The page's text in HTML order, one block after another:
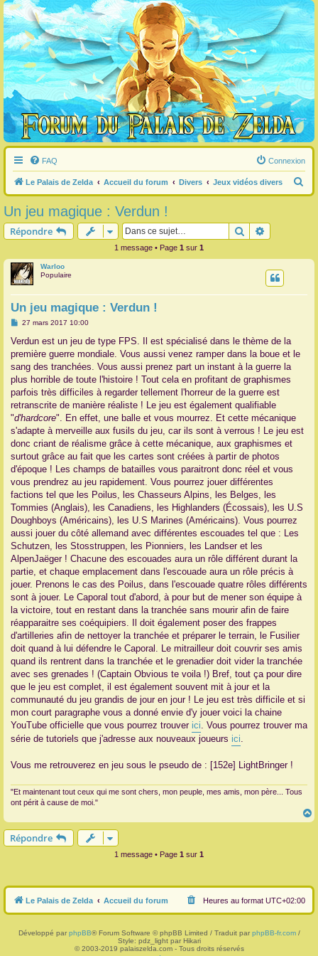
FAQ Connexion
Le Palais de Zelda Accueil du forum Divers Jeux vidéos divers
e
Un jeu magique : Verdun !
Répondre Rechercher
1 message • Page 1 sur 1
Warloo
Populaire
Un jeu magique : Verdun !
M
s
a
g
27 mars 2017 10:00
Verdun est un jeu de type FPS. Il est spécialisé dans le thème de la
première guerre mondiale. Vous aussi venez ramper dans la boue et le
sang des tranchées. Vous aussi prenez part un instant à la guerre la
plus horrible de toute l'histoire ! Tout cela en profitant de graphismes
parfois très difficiles à regarder tellement l'horreur de la guerre est
retranscrite de manière réaliste ! Le jeu est également qualifiable
"d'hardcore". En effet, une balle et vous mourrez. Et cette mécanique
s'adapte à merveille aux fusils du jeu, car ils sont à verrous ! Le jeu est
donc criant de réalisme grâce à cette mécanique, aux graphismes et
surtout grâce au fait que les cartes sont créées à partir de photos
d'époque ! Les champs de batailles vous paraitront donc réel et vous
vous prendrez au jeu rapidement. Vous pourrez jouer différentes
factions tel que les Poilus, les Chasseurs Alpins, les Belges, les
Tommies (Anglais), les Canadiens, les Highlanders (Écossais), les U.S
Doughboys (Américains), les U.S Marines (Américains). Vous pourrez
aussi jouer du côté allemand avec différentes escouades tel que : Les
Schutzen, les Stosstruppen, les Pionniers, les Landser et les
AlpenJaëger ! Chacune des escouades aura un rôle différent durant la
partie, et chaque emplacement dans l'escouade aura un rôle précis à
jouer. Prenons le cas des Poilus, dans l'escouade quatre rôles différents
sont à jouer. Le Caporal tout d'abord, à pour but de mener son équipe à
la victoire, tout en restant dans la tranchée sans mourir afin de faire
réapparaitre ses coéquipiers. Il doit également poser des frappes
d'artilleries afin de nettoyer la tranchée et préparer le terrain, le Fusilier
doit quand à lui défendre le Caporal. Le mitrailleur doit couvrir ses amis
quand ils rentrent dans la tranchée et le grenadier doit vider la tranchée
avec ses grenades ! (Captain Obvious te voila !) Bref, tout ça pour dire
que le jeu est complet, il est également souvent mit à jour et la
communauté du jeu grandis de jour en jour ! Le jeu est très difficile et si
mon court paragraphe vous a donné envie d'y jouer voici la chaine
YouTube officielle que vous pourrez trouver ici. Vous pourrez trouver ma
série de tutoriels que j'adresse aux nouveaux joueurs ici.
Vous me retrouverez en jeu sous le pseudo de : [152e] LightBringer !
"Et maintenant tout ceux qui me sont chers, mon peuple, mes amis, mon père... Tous
ont périt à cause de moi."
a
Répondre
1 message • Page 1 sur 1
Le Palais de Zelda Accueil du forum Heures au format UTC+02:00
Développé par phpBB® Forum Software © phpBB Limited / Traduit par phpBB-fr.com/
Style: pdz_light par Hikari
© 2003-2019 palaiszelda.com - Tous droits réservés